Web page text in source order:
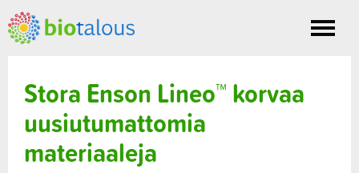
Toggle
Stora Enson Lineo™ korvaa
uusiutumattomia
materiaaleja